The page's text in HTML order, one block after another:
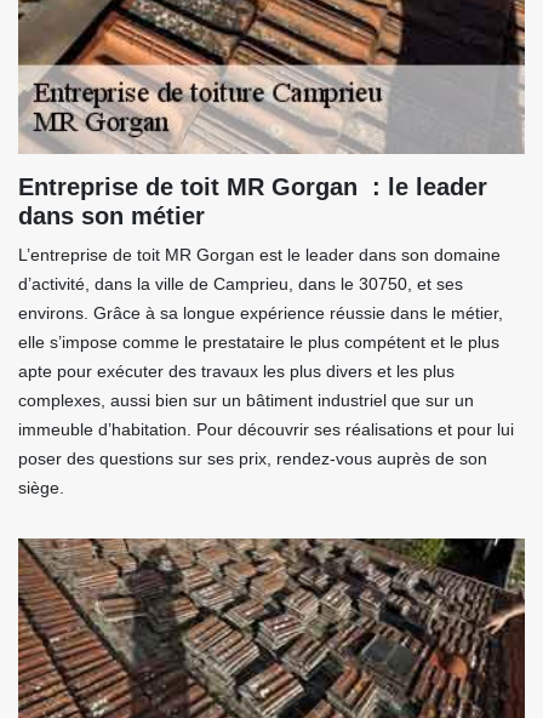
Entreprise de toit MR Gorgan : le leader
dans son métier
L’entreprise de toit MR Gorgan est le leader dans son domaine
d’activité, dans la ville de Camprieu, dans le 30750, et ses
environs. Grâce à sa longue expérience réussie dans le métier,
elle s’impose comme le prestataire le plus compétent et le plus
apte pour exécuter des travaux les plus divers et les plus
complexes, aussi bien sur un bâtiment industriel que sur un
immeuble d’habitation. Pour découvrir ses réalisations et pour lui
poser des questions sur ses prix, rendez-vous auprès de son
siège.